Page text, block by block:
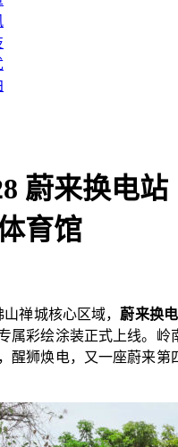
蔚来换电
育馆
山禅城核心区域，蔚来换
属彩绘涂装正式上线。岭
醒狮焕电，又一座蔚来第